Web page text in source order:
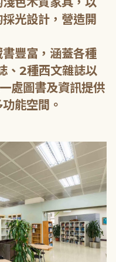
光設計，營造開
豐富，涵蓋各種
、2種西文雜誌以
處圖書及資訊提供